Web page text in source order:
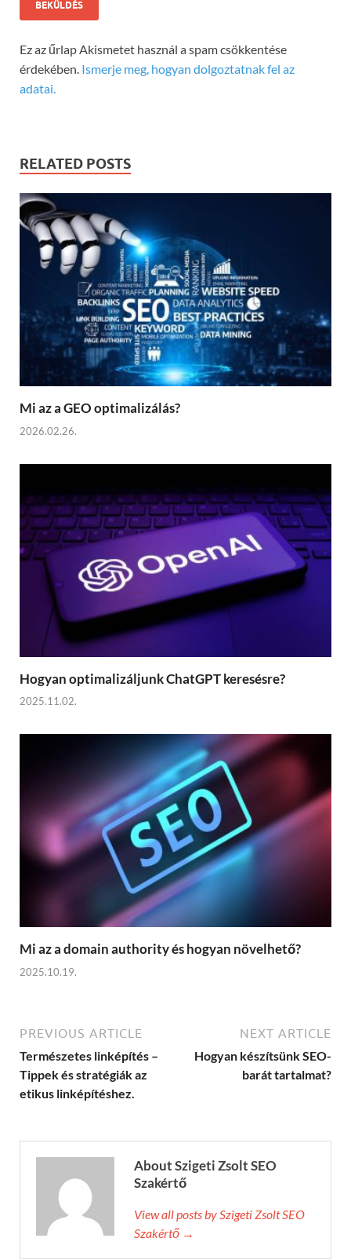
Ez az űrlap Akismetet használ a spam csökkentése
érdekében. Ismerje meg, hogyan dolgoztatnak fel az
adatai.
RELATED POSTS
Mi az a GEO optimalizálás?
2026.02.26.
Hogyan optimalizáljunk ChatGPT keresésre?
2025.11.02.
Mi az a domain authority és hogyan növelhető?
2025.10.19.
PREVIOUS ARTICLE
Természetes linképítés –
Tippek és stratégiák az
etikus linképítéshez.
NEXT ARTICLE
Hogyan készítsünk SEO-
barát tartalmat?
About Szigeti Zsolt SEO
Szakértő
View all posts by Szigeti Zsolt SEO
Szakértő →